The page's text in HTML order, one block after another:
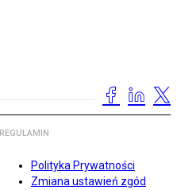
REGULAMIN
Polityka Prywatności
Zmiana ustawień zgód